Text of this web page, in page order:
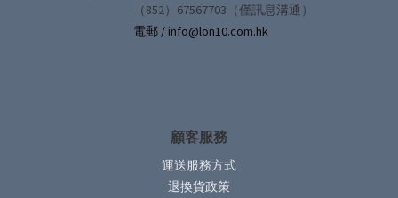
（852）67567703（僅訊息溝通）
電郵 / info@lon10.com.hk
顧客服務
運送服務方式
退換貨政策